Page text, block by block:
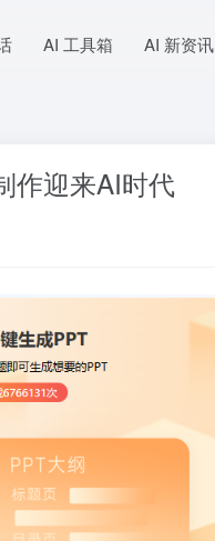
AI 工具箱 AI 新资讯
作迎来AI时代